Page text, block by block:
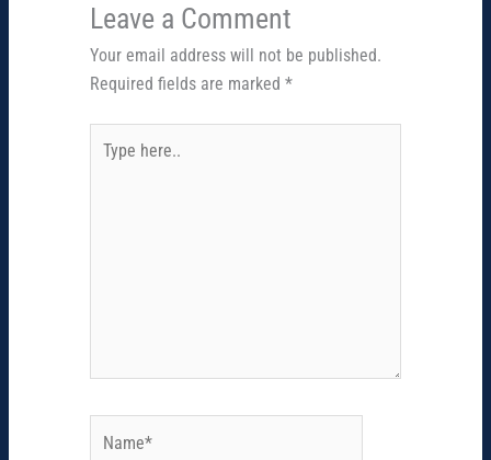
Leave a Comment
Your email address will not be published.
Required fields are marked *
here..